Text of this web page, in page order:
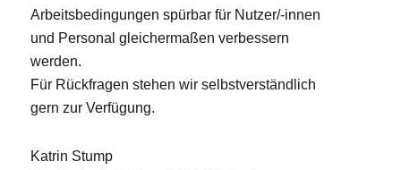
Arbeitsbedingungen spürbar für Nutzer/-innen
und Personal gleichermaßen verbessern
werden.
Für Rückfragen stehen wir selbstverständlich
gern zur Verfügung.
Katrin Stump